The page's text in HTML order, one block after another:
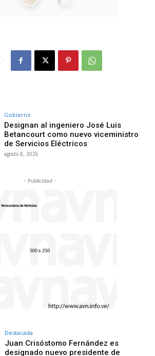
Gobierno
Designan al ingeniero José Luis
Betancourt como nuevo viceministro
de Servicios Eléctricos
agosto 8, 2026
- Publicidad -
Destacada
Juan Crisóstomo Fernández es
designado nuevo presidente de